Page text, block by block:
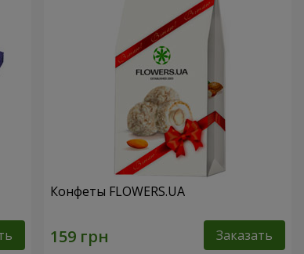
Конфеты FLOWERS.UA
Заказать